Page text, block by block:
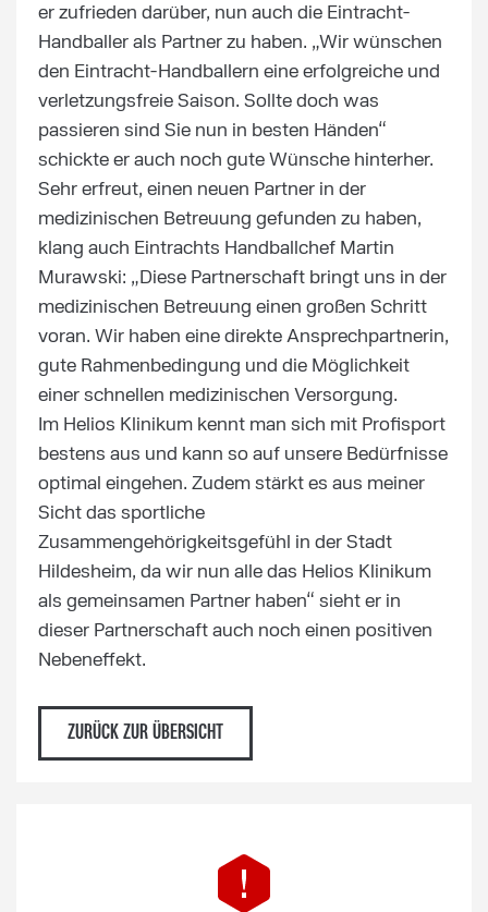
er zufrieden darüber, nun auch die Eintracht-
Handballer als Partner zu haben. „Wir wünschen
den Eintracht-Handballern eine erfolgreiche und
verletzungsfreie Saison. Sollte doch was
passieren sind Sie nun in besten Händen“
schickte er auch noch gute Wünsche hinterher.
Sehr erfreut, einen neuen Partner in der
medizinischen Betreuung gefunden zu haben,
klang auch Eintrachts Handballchef Martin
Murawski: „Diese Partnerschaft bringt uns in der
medizinischen Betreuung einen großen Schritt
voran. Wir haben eine direkte Ansprechpartnerin,
gute Rahmenbedingung und die Möglichkeit
einer schnellen medizinischen Versorgung.
Im Helios Klinikum kennt man sich mit Profisport
bestens aus und kann so auf unsere Bedürfnisse
optimal eingehen. Zudem stärkt es aus meiner
Sicht das sportliche
Zusammengehörigkeitsgefühl in der Stadt
Hildesheim, da wir nun alle das Helios Klinikum
als gemeinsamen Partner haben“ sieht er in
dieser Partnerschaft auch noch einen positiven
Nebeneffekt.
ZURÜCK ZUR ÜBERSICHT